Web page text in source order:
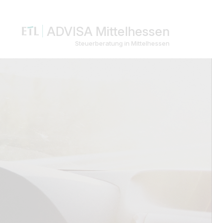
ADVISA Mittelhessen
Steuerberatung in Mittelhessen